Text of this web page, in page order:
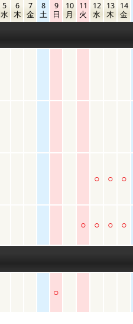
5
水
6
木
7
金
8
土
9
日
10
月
11
火
12
水
13
木
14
金
○ ○ ○
○ ○ ○ ○
○